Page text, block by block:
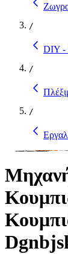
/
DIY -
/
/